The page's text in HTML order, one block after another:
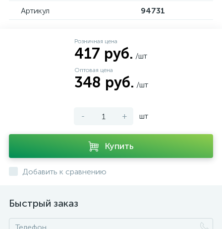
Артикул
94731
Розничная цена
417 руб. /шт
Оптовая цена
348 руб. /шт
- + шт
Купить
Добавить к сравнению
Быстрый заказ